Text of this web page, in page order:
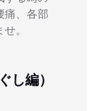
痛、各部
。
し編）